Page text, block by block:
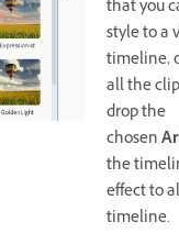
that you
style to a
timeline,
all the
drop the
chosen
the
effect to
timeline.